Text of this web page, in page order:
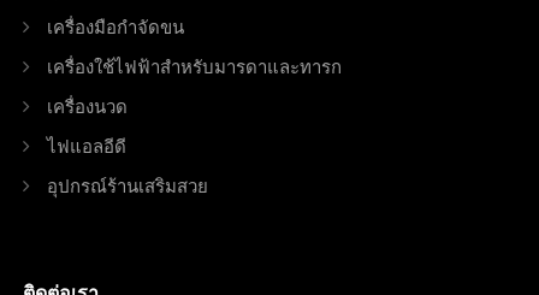
เครื่องมือกำจัดขน
เครื่องใช้ไฟฟ้าสำหรับมารดาและทารก
เครื่องนวด
ไฟแอลอีดี
อุปกรณ์ร้านเสริมสวย